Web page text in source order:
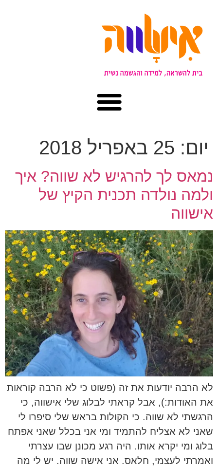
יום: 25 באפריל 2018
נמאס לך להרגיש לא שווה? איך
ולמה נולדה תכנית הקיץ של
אישווה
לא הרבה יודעות את זה (פשוט כי לא הרבה קוראות
את האודות:), אבל קראתי לבלוג שלי אישווה, כי
הרגשתי לא שווה. כי הקולות בראש שלי סיפרו לי
שאני לא אצליח להתמיד ומי אני בכלל שאני אפתח
בלוג ומי יקרא אותו. היה רגע מכונן שבו עצרתי
ואמרתי לעצמי, חלאס. אני אישה שווה. יש לי מה